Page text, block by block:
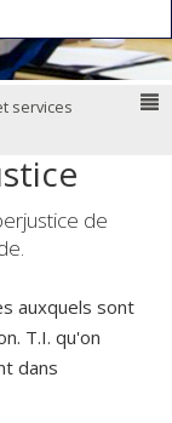
services
de
auxquels sont
T.I. qu'on
dans